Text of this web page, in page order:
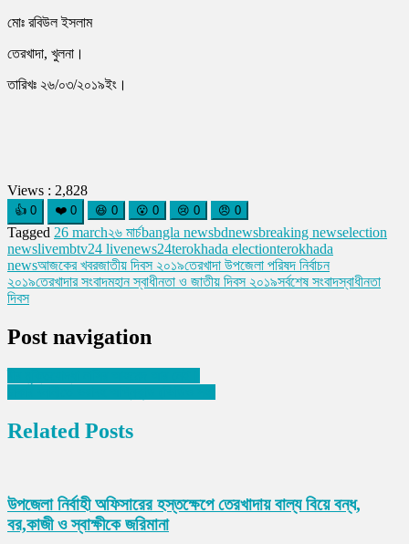
মোঃ রবিউল ইসলাম
তেরখাদা, খুলনা।
তারিখঃ ২৬/০৩/২০১৯ইং।
Views : 2,828
👍 0 ❤️ 0 😆 0 😮 0 😢 0 😠 0
Tagged 26 march২৬ মার্চbangla newsbdnewsbreaking newselection
newslivembtv24 livenews24terokhada electionterokhada
newsআজকের খবরজাতীয় দিবস ২০১৯তেরখাদা উপজেলা পরিষদ নির্বাচন
২০১৯তেরখাদার সংবাদমহান স্বাধীনতা ও জাতীয় দিবস ২০১৯সর্বশেষ সংবাদস্বাধীনতা
দিবস
Post navigation
Related Posts
উপজেলা নির্বাহী অফিসারের হস্তক্ষেপে তেরখাদায় বাল্য বিয়ে বন্ধ,
বর,কাজী ও স্বাক্ষীকে জরিমানা